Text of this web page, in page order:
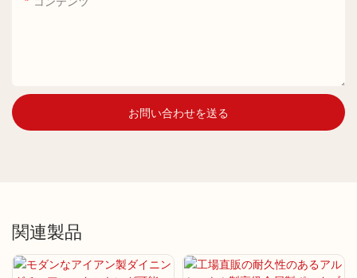
お問い合わせを送る
関連製品